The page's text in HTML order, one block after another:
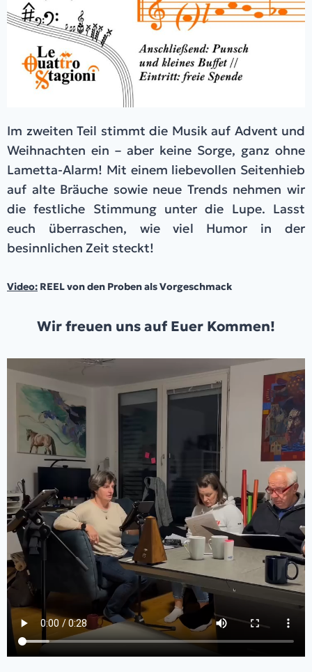
Im zweiten Teil stimmt die Musik auf Advent und
Weihnachten ein – aber keine Sorge, ganz ohne
Lametta-Alarm! Mit einem liebevollen Seitenhieb
auf alte Bräuche sowie neue Trends nehmen wir
die festliche Stimmung unter die Lupe. Lasst
euch überraschen, wie viel Humor in der
besinnlichen Zeit steckt!
Video: REEL von den Proben als Vorgeschmack
Wir freuen uns auf Euer Kommen!